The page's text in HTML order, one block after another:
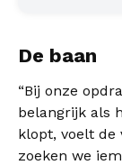
De baan
“Bij onze
belangrijk als
klopt, voelt de
zoeken we